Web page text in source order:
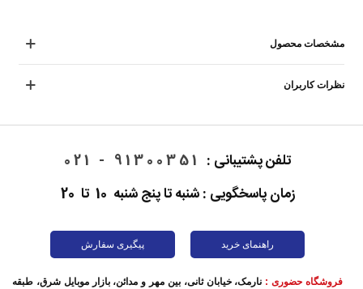
مشخصات محصول
نظرات کاربران
تلفن پشتیبانی : 91300351 - 021
زمان پاسخگویی : شنبه تا پنج شنبه 10 تا 20
راهنمای خرید پیگیری سفارش
فروشگاه حضوری : نارمک، خیابان ثانی، بین مهر و مدائن، بازار موبایل شرق، طبقه